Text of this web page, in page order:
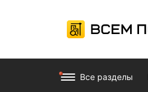
Все разделы